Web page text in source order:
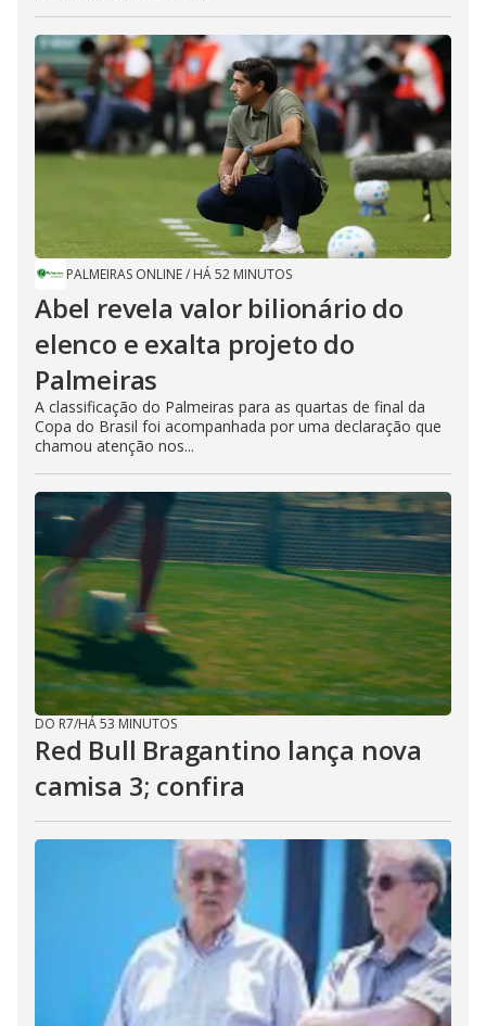
PALMEIRAS ONLINE/ HÁ 52 MINUTOS
Abel revela valor bilionário do
elenco e exalta projeto do
Palmeiras
A classificação do Palmeiras para as quartas de final da
Copa do Brasil foi acompanhada por uma declaração que
chamou atenção nos...
DO R7/HÁ 53 MINUTOS
Red Bull Bragantino lança nova
camisa 3; confira